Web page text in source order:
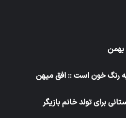
رنگ خون است :: افق میهن
برای تولد خانم بازیگر